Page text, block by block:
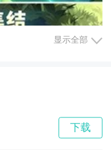
种角色，每个角色都
显示全部
下载